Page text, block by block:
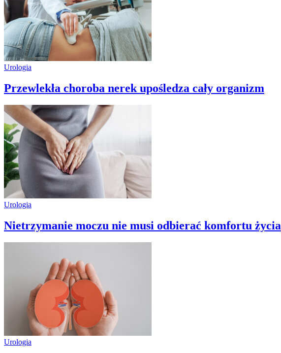
Urologia
Przewlekła choroba nerek upośledza cały organizm
Urologia
Nietrzymanie moczu nie musi odbierać komfortu życia
Urologia